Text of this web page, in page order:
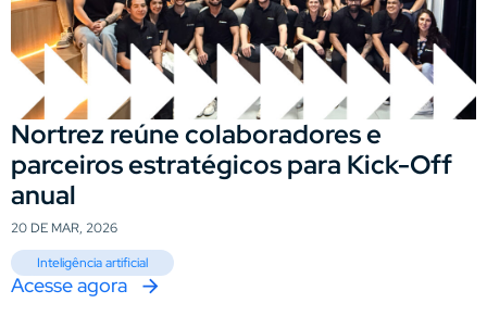
Nortrez reúne colaboradores e
parceiros estratégicos para Kick-Off
anual
20 DE MAR, 2026
Inteligência artificial
Acesse agora